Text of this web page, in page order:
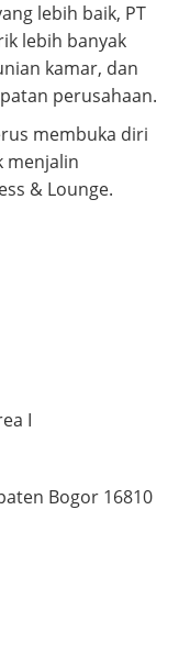
lebih baik, PT
lebih banyak
kamar, dan
perusahaan.
membuka diri
menjalin
& Lounge.
I
Bogor 16810